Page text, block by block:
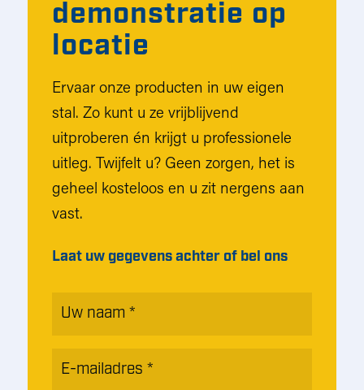
demonstratie op
locatie
Ervaar onze producten in uw eigen
stal. Zo kunt u ze vrijblijvend
uitproberen én krijgt u professionele
uitleg. Twijfelt u? Geen zorgen, het is
geheel kosteloos en u zit nergens aan
vast.
Laat uw gegevens achter of bel ons
Naam